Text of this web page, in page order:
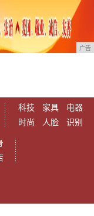
广告
科技 家具
电器
时尚
人脸 识别